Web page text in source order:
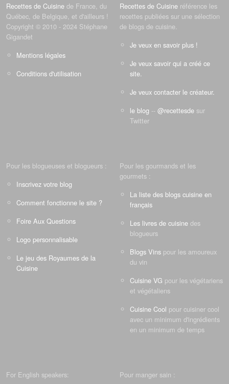
Recettes de Cuisine de France, du
Québec, de Belgique, et d'ailleurs !
Copyright © 2010 - 2024 Stéphane
Gigandet
Mentions légales
Conditions d'utilisation
Recettes de Cuisine référence les
recettes publiées sur une sélection
de blogs de cuisine.
Je veux en savoir plus !
Je veux savoir qui a créé ce
site.
Je veux contacter le créateur.
le blog -- @recettesde sur
Twitter
Pour les blogueuses et blogueurs :
Inscrivez votre blog
Comment fonctionne le site ?
Foire Aux Questions
Logo personnalisable
Le jeu des Royaumes de la
Cuisine
Pour les gourmands et les
gourmets :
La liste des blogs cuisine en
français
Les livres de cuisine des
blogueurs
Blogs Vins pour les amoureux
du vin
Cuisine VG pour les végétariens
et végétaliens
Cuisine Cool pour cuisiner cool
avec un minimum d'ingrédients
en un minimum de temps
For English speakers: Pour manger sain :